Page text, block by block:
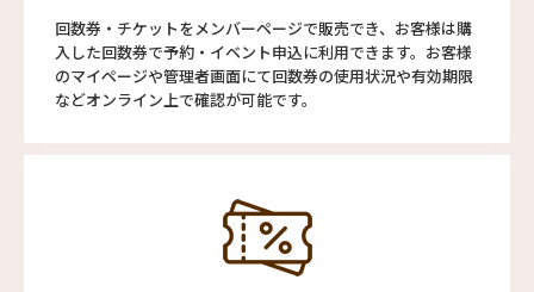
回数券・チケットをメンバーページで販売でき、お客様は購
入した回数券で予約・イベント申込に利用できます。お客様
のマイページや管理者画面にて回数券の使用状況や有効期限
などオンライン上で確認が可能です。